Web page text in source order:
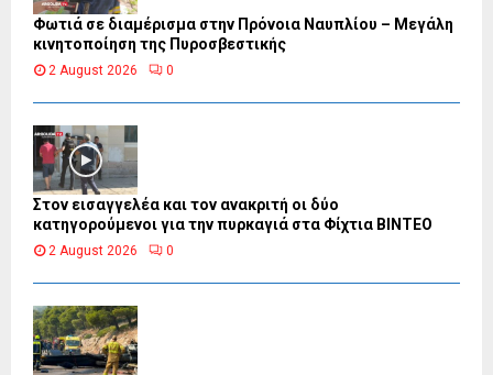
Φωτιά σε διαμέρισμα στην Πρόνοια Ναυπλίου – Μεγάλη
κινητοποίηση της Πυροσβεστικής
2 August 2026 0
Στον εισαγγελέα και τον ανακριτή οι δύο
κατηγορούμενοι για την πυρκαγιά στα Φίχτια ΒΙΝΤΕΟ
2 August 2026 0